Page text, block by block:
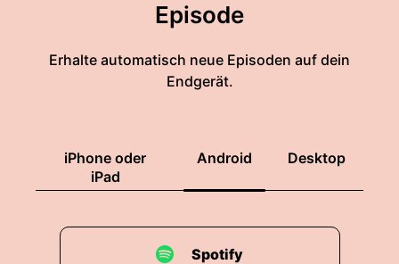
Episode
Erhalte automatisch neue Episoden auf dein
Endgerät.
iPhone oder
iPad
Android Desktop
Spotify